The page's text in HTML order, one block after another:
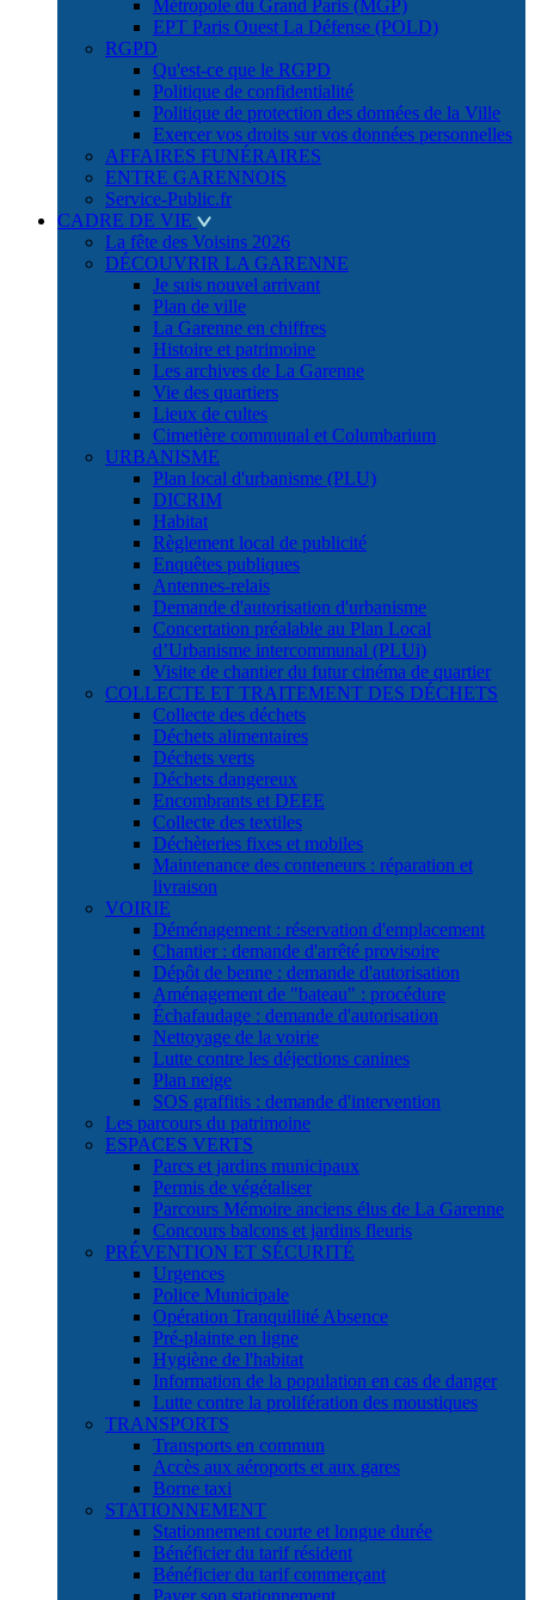
Métropole du Grand Paris (MGP)
EPT Paris Ouest La Défense (POLD)
RGPD
Qu'est-ce que le RGPD
Politique de confidentialité
Politique de protection des données de la Ville
Exercer vos droits sur vos données personnelles
AFFAIRES FUNÉRAIRES
ENTRE GARENNOIS
Service-Public.fr
CADRE DE VIE
La fête des Voisins 2026
DÉCOUVRIR LA GARENNE
Je suis nouvel arrivant
Plan de ville
La Garenne en chiffres
Histoire et patrimoine
Les archives de La Garenne
Vie des quartiers
Lieux de cultes
Cimetière communal et Columbarium
URBANISME
Plan local d'urbanisme (PLU)
DICRIM
Habitat
Règlement local de publicité
Enquêtes publiques
Antennes-relais
Demande d'autorisation d'urbanisme
Concertation préalable au Plan Local
d’Urbanisme intercommunal (PLUi)
Visite de chantier du futur cinéma de quartier
COLLECTE ET TRAITEMENT DES DÉCHETS
Collecte des déchets
Déchets alimentaires
Déchets verts
Déchets dangereux
Encombrants et DEEE
Collecte des textiles
Déchèteries fixes et mobiles
Maintenance des conteneurs : réparation et
livraison
VOIRIE
Déménagement : réservation d'emplacement
Chantier : demande d'arrêté provisoire
Dépôt de benne : demande d'autorisation
Aménagement de "bateau" : procédure
Échafaudage : demande d'autorisation
Nettoyage de la voirie
Lutte contre les déjections canines
Plan neige
SOS graffitis : demande d'intervention
Les parcours du patrimoine
ESPACES VERTS
Parcs et jardins municipaux
Permis de végétaliser
Parcours Mémoire anciens élus de La Garenne
Concours balcons et jardins fleuris
PRÉVENTION ET SÉCURITÉ
Urgences
Police Municipale
Opération Tranquillité Absence
Pré-plainte en ligne
Hygiène de l'habitat
Information de la population en cas de danger
Lutte contre la prolifération des moustiques
TRANSPORTS
Transports en commun
Accès aux aéroports et aux gares
Borne taxi
STATIONNEMENT
Stationnement courte et longue durée
Bénéficier du tarif résident
Bénéficier du tarif commerçant
Payer son stationnement